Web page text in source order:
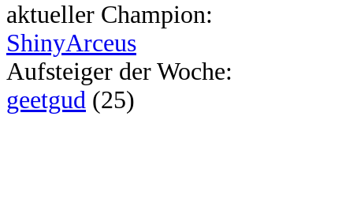
aktueller Champion:
ShinyArceus
Aufsteiger der Woche:
geetgud (25)